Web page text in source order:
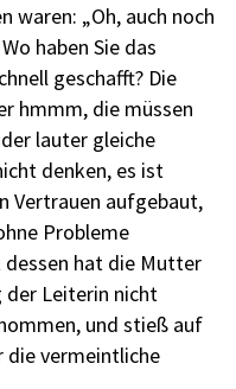
waren: „Oh, auch noch
haben Sie das
geschafft? Die
hmmm, die müssen
lauter gleiche
denken, es ist
Vertrauen aufgebaut,
Probleme
hat die Mutter
der Leiterin nicht
und stieß auf
die vermeintliche